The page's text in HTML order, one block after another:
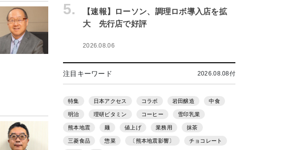
5.
【速報】ローソン、調理ロボ導入店を拡
大 先行店で好評
2026.08.06
注目キーワード 2026.08.08付
特集 日本アクセス コラボ 岩田醸造 中食
明治 理研ビタミン コーヒー 雪印乳業
熊本地震 麺 値上げ 業務用 抹茶
三菱食品 惣菜 〔熊本地震影響〕 チョコレート